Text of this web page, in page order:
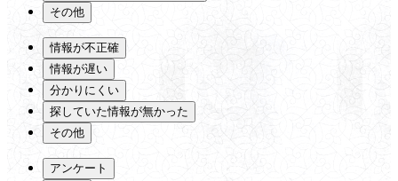
その他
情報が不正確
情報が遅い
分かりにくい
探していた情報が無かった
その他
アンケート